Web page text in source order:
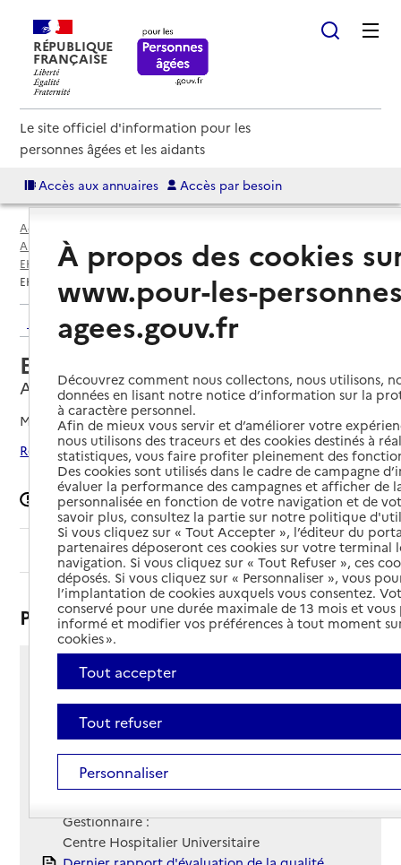
RÉPUBLIQUE
FRANÇAISE
Le site officiel d'information pour les
personnes âgées et les aidants
Accès aux annuaires Accès par besoin
Accueil
Annuaire EHPAD et maisons de retraite
EHPAD par département
Somme (80)
Amiens
EHPAD Centre Saint--Victor
Retour aux résultats de l'annuaire
EHPAD Centre Saint--Victor
Amiens, SOMME
Mis à jour le08/09/2024
Rechercher les établissements autour de Amiens
Signaler une erreur
Sommaire
Présentation
354 boulevard de Beauvillé
Voir itinéraire
Téléphone :
03 22 82 43 85
Contact
Contact
Gestionnaire :
Centre Hospitalier Universitaire
À propos des cookies
www.pour-les-
agees.gouv.fr
Découvrez comment nous collectons, nous utilisons,
données en lisant notre notice d’information sur la
à caractère personnel.
Afin de mieux vous servir et d’améliorer votre
nous utilisons des traceurs et des cookies destinés à
statistiques, vous faire profiter pleinement des
Des cookies sont utilisés dans le cadre de campagne
évaluer la performance des campagnes et afficher de
personnalisée en fonction de votre navigation et de
savoir plus, consultez la partie sur notre politique
Si vous cliquez sur « Tout Accepter », l’éditeur du
partenaires déposeront ces cookies sur votre terminal
navigation. Si vous cliquez sur « Tout Refuser », ces
déposés. Si vous cliquez sur « Personnaliser », vous
l’implantation de cookies auxquels vous consentez.
conservé pour une durée maximale de 13 mois et
informé et modifier vos préférences à tout moment
cookies ».
Tout accepter
Tout refuser
Personnaliser